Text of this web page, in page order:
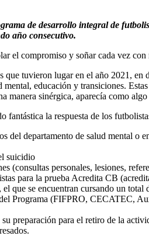
de desarrollo integral de
año consecutivo.
el compromiso y soñar cada vez
tuvieron lugar en el año 2021,
educación y transiciones.
manera sinérgica, aparecía como
la respuesta de los
departamento de salud mental o
suicidio
(consultas personales, lesiones,
para la prueba Acredita CB
que se encuentran cursando un total
Programa (FIFPRO,
preparación para el retiro de la